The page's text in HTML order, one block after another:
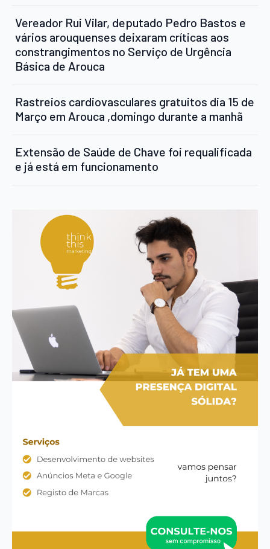
Vereador Rui Vilar, deputado Pedro Bastos e
vários arouquenses deixaram críticas aos
constrangimentos no Serviço de Urgência
Básica de Arouca
Rastreios cardiovasculares gratuitos dia 15 de
Março em Arouca ,domingo durante a manhã
Extensão de Saúde de Chave foi requalificada
e já está em funcionamento